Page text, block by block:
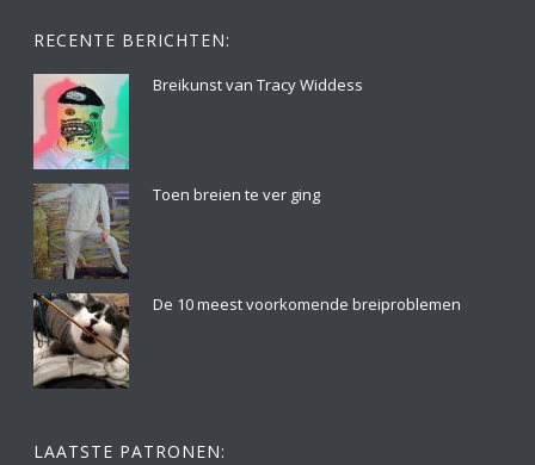
RECENTE BERICHTEN:
Breikunst van Tracy Widdess
Toen breien te ver ging
De 10 meest voorkomende breiproblemen
LAATSTE PATRONEN: